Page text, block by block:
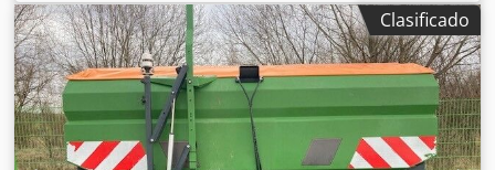
AmaDrill 2 para Cataya. Sensor de radar / internacional.
Sensor analógico de posición de trabajo. Conmutación
electrónica de rodadas / válvula de control y rodado
hidráulico. Cedetgpggjpfx Aqvsha
Clasificado